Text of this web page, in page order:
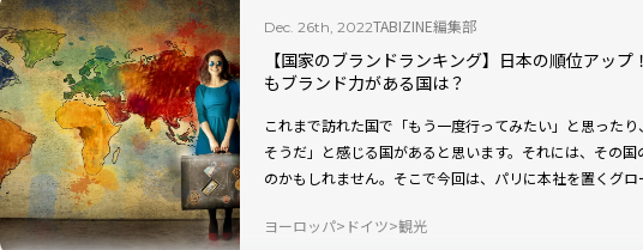
Dec. 26th, 2022TABIZINE編集部
【国家のブランドランキング】日本の順位アッ
もブランド力がある国は？
これまで訪れた国で「もう一度行ってみたい」と思った
そうだ」と感じる国があると思います。それには、その
のかもしれません。そこで今回は、パリに本社を置くグ
Brands Index (NBI) 」のランキングをご紹介！ 日本は3位
ヨーロッパ ドイツ 観光